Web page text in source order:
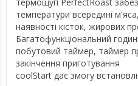
температури всередині
наявності кісток, жирових
Багатофункціональний
побутовий таймер, таймер
закінчення приготування
coolStart дає змогу